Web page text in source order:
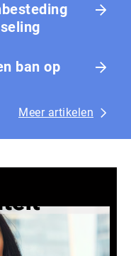
ban op
Meer artikelen